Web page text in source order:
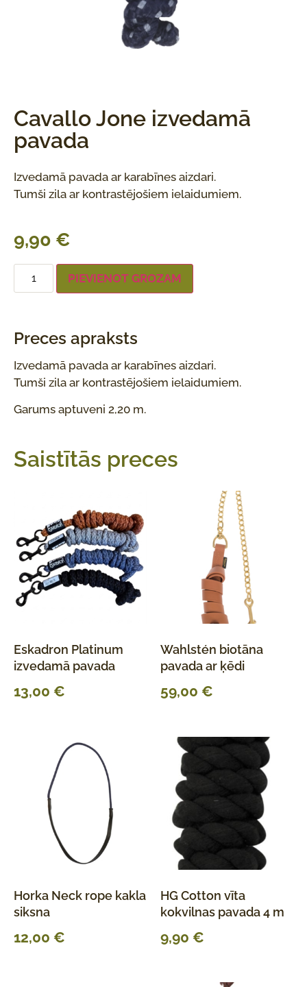
Cavallo Jone izvedamā
pavada
Izvedamā pavada ar karabīnes aizdari.
Tumši zila ar kontrastējošiem ielaidumiem.
9,90 €
PIEVIENOT GROZAM
Preces apraksts
Izvedamā pavada ar karabīnes aizdari.
Tumši zila ar kontrastējošiem ielaidumiem.
Garums aptuveni 2,20 m.
Saistītās preces
Eskadron Platinum
izvedamā pavada
13,00 €
Wahlstén biotāna
pavada ar ķēdi
59,00 €
Horka Neck rope kakla
siksna
12,00 €
HG Cotton vīta
kokvilnas pavada 4 m
9,90 €